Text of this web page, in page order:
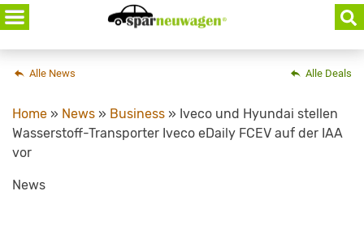
Skip
to
content
Alle Deals
Alle News
Home » News » Business » Iveco und Hyundai stellen
Wasserstoff-Transporter Iveco eDaily FCEV auf der IAA
vor
News